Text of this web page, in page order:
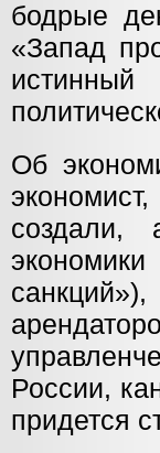
бодрые
«Запад
Об
создали,
России,
придется